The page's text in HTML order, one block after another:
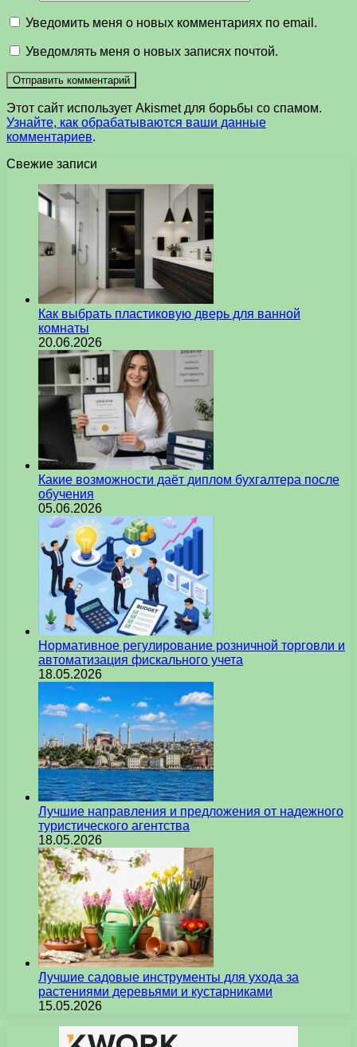
Уведомить меня о новых комментариях по email.
Уведомлять меня о новых записях почтой.
Этот сайт использует Akismet для борьбы со спамом.
Узнайте, как обрабатываются ваши данные
комментариев.
Свежие записи
Как выбрать пластиковую дверь для ванной
комнаты
20.06.2026
Какие возможности даёт диплом бухгалтера после
обучения
05.06.2026
Нормативное регулирование розничной торговли и
автоматизация фискального учета
18.05.2026
Лучшие направления и предложения от надежного
туристического агентства
18.05.2026
Лучшие садовые инструменты для ухода за
растениями деревьями и кустарниками
15.05.2026